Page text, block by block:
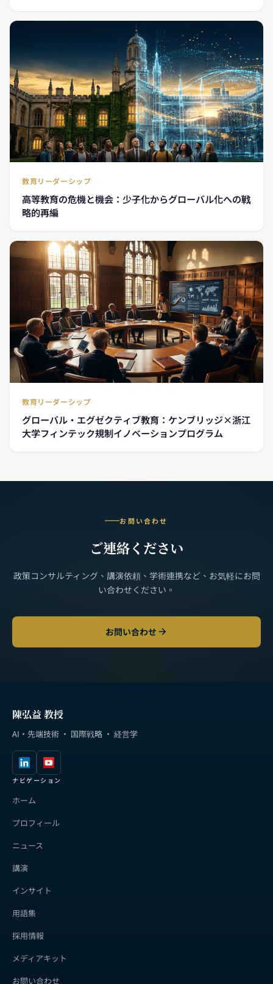
教育リーダーシップ
高等教育の危機と機会：少子化からグローバル化への戦
略的再編
教育リーダーシップ
グローバル・エグゼクティブ教育：ケンブリッジ×浙江
大学フィンテック規制イノベーションプログラム
お問い合わせ
ご連絡ください
政策コンサルティング、講演依頼、学術連携など、お気軽にお問
い合わせください。
お問い合わせ
陳弘益 教授
AI・先端技術 · 国際戦略 · 経営学
ナビゲーション
ホーム
プロフィール
ニュース
講演
インサイト
用語集
採用情報
メディアキット
お問い合わせ